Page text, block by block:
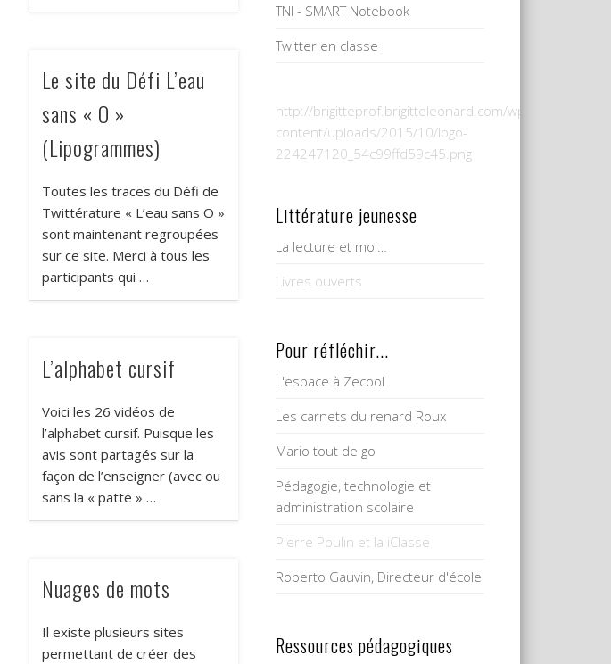
Le site du Défi L’eau
sans « O »
(Lipogrammes)
Toutes les traces du Défi de
Twittérature « L’eau sans O »
sont maintenant regroupées
sur ce site. Merci à tous les
participants qui …
L’alphabet cursif
Voici les 26 vidéos de
l’alphabet cursif. Puisque les
avis sont partagés sur la
façon de l’enseigner (avec ou
sans la « patte » …
Nuages de mots
Il existe plusieurs sites
permettant de créer des
TNI - SMART Notebook
Twitter en classe
http://brigitteprof.brigitteleonard.com/wp-
content/uploads/2015/10/logo-
224247120_54c99ffd59c45.png
Littérature jeunesse
La lecture et moi…
Livres ouverts
Pour réfléchir...
L'espace à Zecool
Les carnets du renard Roux
Mario tout de go
Pédagogie, technologie et
administration scolaire
Pierre Poulin et la iClasse
Roberto Gauvin, Directeur d'école
Ressources pédagogiques